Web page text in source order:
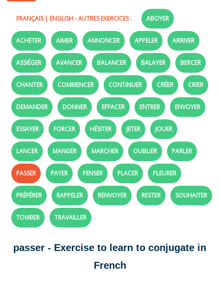
FRANÇAIS| ENGLISH- AUTRES EXERCICES : ABOYER
ACHETER AIMER ANNONCER APPELER ARRIVER
ASSIÉGER AVANCER BALANCER BALAYER BERCER
CHANTER COMMENCER CONTINUER CRÉER CRIER
DEMANDER DONNER EFFACER ENTRER ENVOYER
ESSAYER FORCER HÉSITER JETER JOUER
LANCER MANGER MARCHER OUBLIER PARLER
PASSER PAYER PENSER PLACER PLEURER
PRÉFÉRER RAPPELER RENVOYER RESTER SOUHAITER
TOMBER TRAVAILLER
passer - Exercise to learn to conjugate in
French